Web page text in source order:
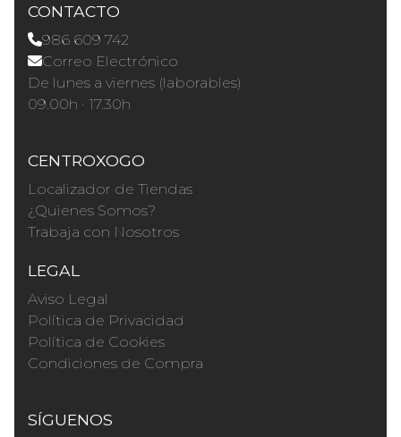
CONTACTO
986 609 742
Correo Electrónico
De lunes a viernes (laborables)
09.00h · 17.30h
CENTROXOGO
Localizador de Tiendas
¿Quienes Somos?
Trabaja con Nosotros
LEGAL
Aviso Legal
Política de Privacidad
Política de Cookies
Condiciones de Compra
SÍGUENOS